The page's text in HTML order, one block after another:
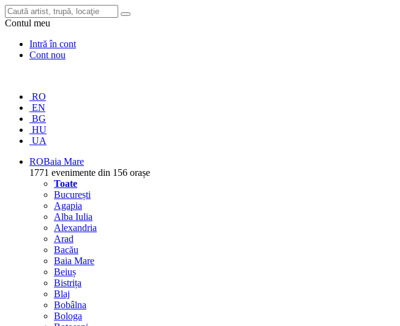
Contul meu
Intră în cont
Cont nou
RO
EN
BG
HU
UA
ROBaia Mare
1771 evenimente din 156 orașe
Toate
București
Agapia
Alba Iulia
Alexandria
Arad
Bacău
Baia Mare
Beiuș
Bistrița
Blaj
Bobâlna
Bologa